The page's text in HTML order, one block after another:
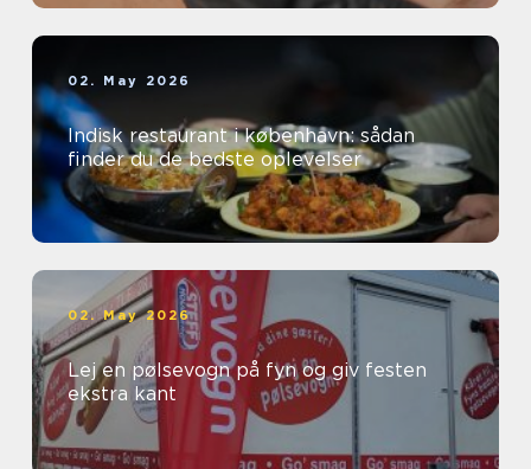
02. May 2026
Indisk restaurant i københavn: sådan
finder du de bedste oplevelser
02. May 2026
Lej en pølsevogn på fyn og giv festen
ekstra kant